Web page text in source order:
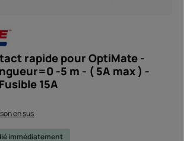
rapide pour OptiMate -
-5 m - ( 5A max ) -
15A
en sus
immédiatement